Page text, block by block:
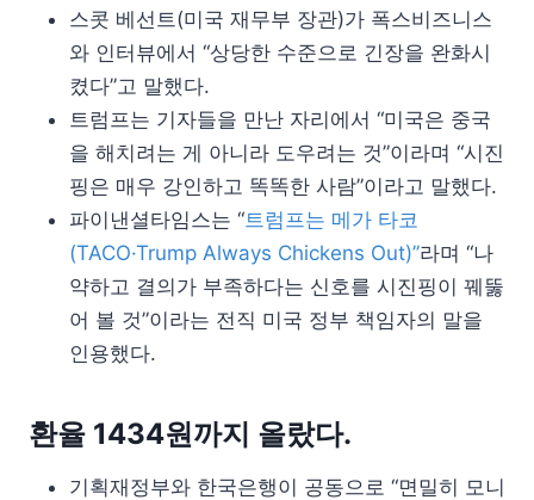
스콧 베선트(미국 재무부 장관)가 폭스비즈니스
와 인터뷰에서 “상당한 수준으로 긴장을 완화시
켰다”고 말했다.
트럼프는 기자들을 만난 자리에서 “미국은 중국
을 해치려는 게 아니라 도우려는 것”이라며 “시진
핑은 매우 강인하고 똑똑한 사람”이라고 말했다.
파이낸셜타임스는 “트럼프는 메가 타코
(TACO·Trump Always Chickens Out)”라며 “나
약하고 결의가 부족하다는 신호를 시진핑이 꿰뚫
어 볼 것”이라는 전직 미국 정부 책임자의 말을
인용했다.
환율 1434원까지 올랐다.
기획재정부와 한국은행이 공동으로 “면밀히 모니